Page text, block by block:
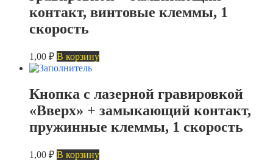
контакт, винтовые клеммы, 1
скорость
1,00 ₽ В корзину
Кнопка с лазерной гравировкой
«Вверх» + замыкающий контакт,
пружинные клеммы, 1 скорость
1,00 ₽ В корзину